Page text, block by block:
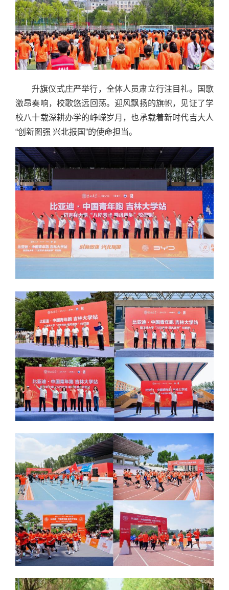
升旗仪式庄严举行，全体人员肃立行注目礼。国歌
激昂奏响，校歌悠远回荡。迎风飘扬的旗帜，见证了学
校八十载深耕办学的峥嵘岁月，也承载着新时代吉大人
“创新图强 兴北报国”的使命担当。